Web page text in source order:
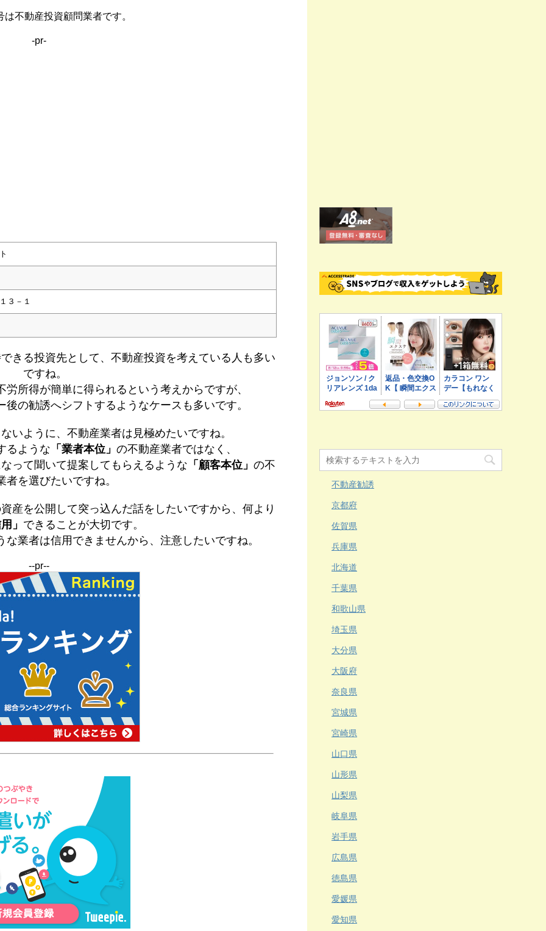
は不動産投資顧問業者です。
-pr-
３－１
きる投資先として、不動産投資を考えている人も多い
ですね。
所得が簡単に得られるという考えからですが、
の勧誘へシフトするようなケースも多いです。
いように、不動産業者は見極めたいですね。
るような 「業者本位」 の不動産業者ではなく、
って聞いて提案してもらえるような 「顧客本位」 の不
者を選びたいですね。
産を公開して突っ込んだ話をしたいですから、何より
」 できることが大切です。
業者は信用できませんから、注意したいですね。
--pr--
不動産勧誘
京都府
佐賀県
兵庫県
北海道
千葉県
和歌山県
埼玉県
大分県
大阪府
奈良県
宮城県
宮崎県
山口県
山形県
山梨県
岐阜県
岩手県
広島県
徳島県
愛媛県
愛知県